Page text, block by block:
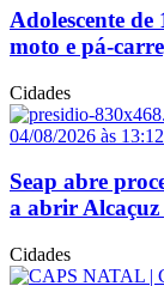
Adolescente
moto e pá-
Cidades
04/08/2026 às 13:12
Seap abre
a abrir
Cidades